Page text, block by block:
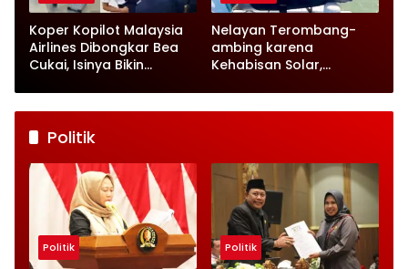
Koper Kopilot Malaysia
Airlines Dibongkar Bea
Cukai, Isinya Bikin
Nelayan Terombang-
ambing karena
Kehabisan Solar,
Datang Tepat Waktu
Politik
Politik Politik